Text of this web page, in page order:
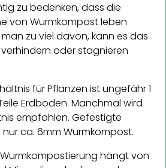
zu bedenken, dass die
von Wurmkompost leben
zu viel davon, kann es das
oder stagnieren
für Pflanzen ist ungefähr 1
Erdboden. Manchmal wird
empfohlen. Gefestigte
ca. 6mm Wurmkompost.
hängt von